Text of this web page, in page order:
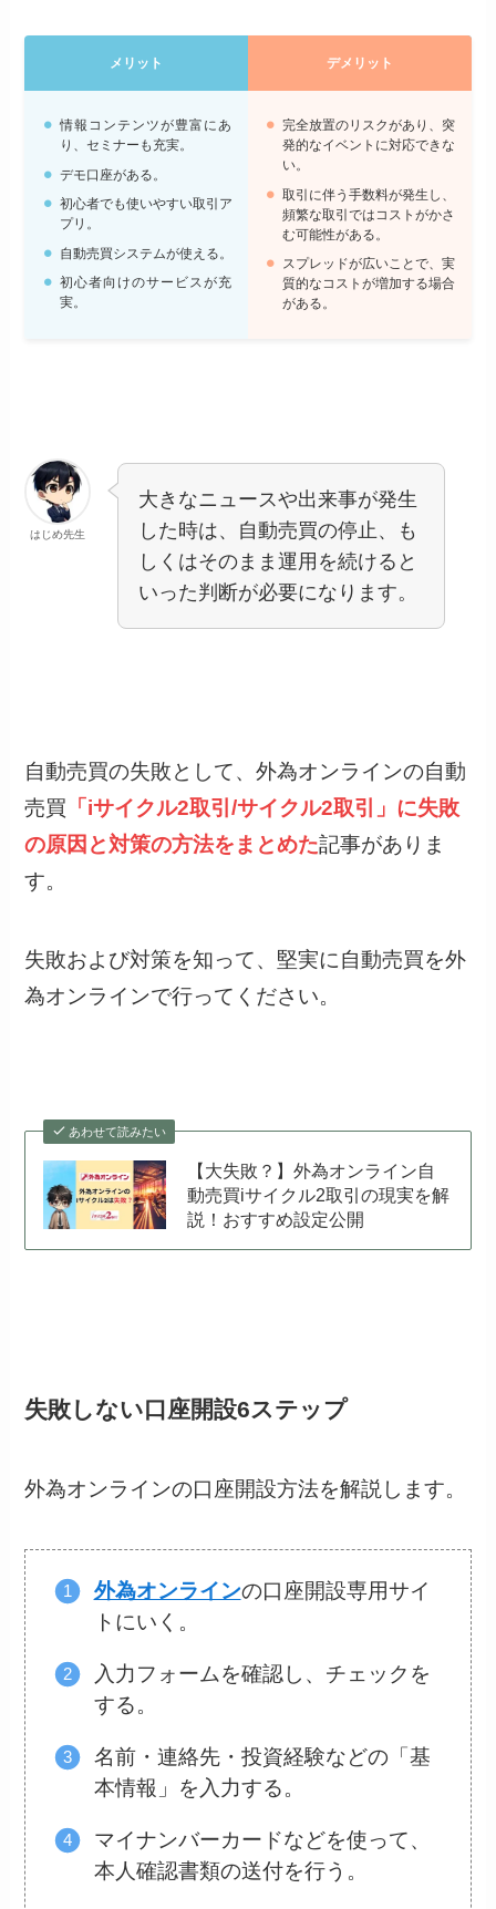
メリット デメリット
情報コンテンツが豊富にあ
り、セミナーも充実。
デモ口座がある。
初心者でも使いやすい取引ア
プリ。
自動売買システムが使える。
初心者向けのサービスが充
実。
完全放置のリスクがあり、突
発的なイベントに対応できな
い。
取引に伴う手数料が発生し、
頻繁な取引ではコストがかさ
む可能性がある。
スプレッドが広いことで、実
質的なコストが増加する場合
がある。
はじめ先生
大きなニュースや出来事が発生
した時は、自動売買の停止、も
しくはそのまま運用を続けると
いった判断が必要になります。
自動売買の失敗として、外為オンラインの自動
売買 「iサイクル2取引/サイクル2取引」に失敗
の原因と対策の方法をまとめた記事がありま
す。
失敗および対策を知って、堅実に自動売買を外
為オンラインで行ってください。
あわせて読みたい
【大失敗？】外為オンライン自
動売買iサイクル2取引の現実を解
説！おすすめ設定公開
失敗しない口座開設6ステップ
外為オンラインの口座開設方法を解説します。
外為オンラインの口座開設専用サイ
トにいく。
入力フォームを確認し、チェックを
する。
名前・連絡先・投資経験などの「基
本情報」を入力する。
マイナンバーカードなどを使って、
本人確認書類の送付を行う。